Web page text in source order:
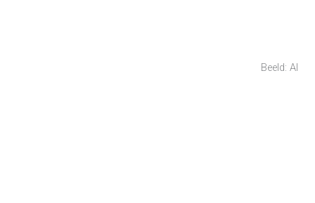
Beeld: AI